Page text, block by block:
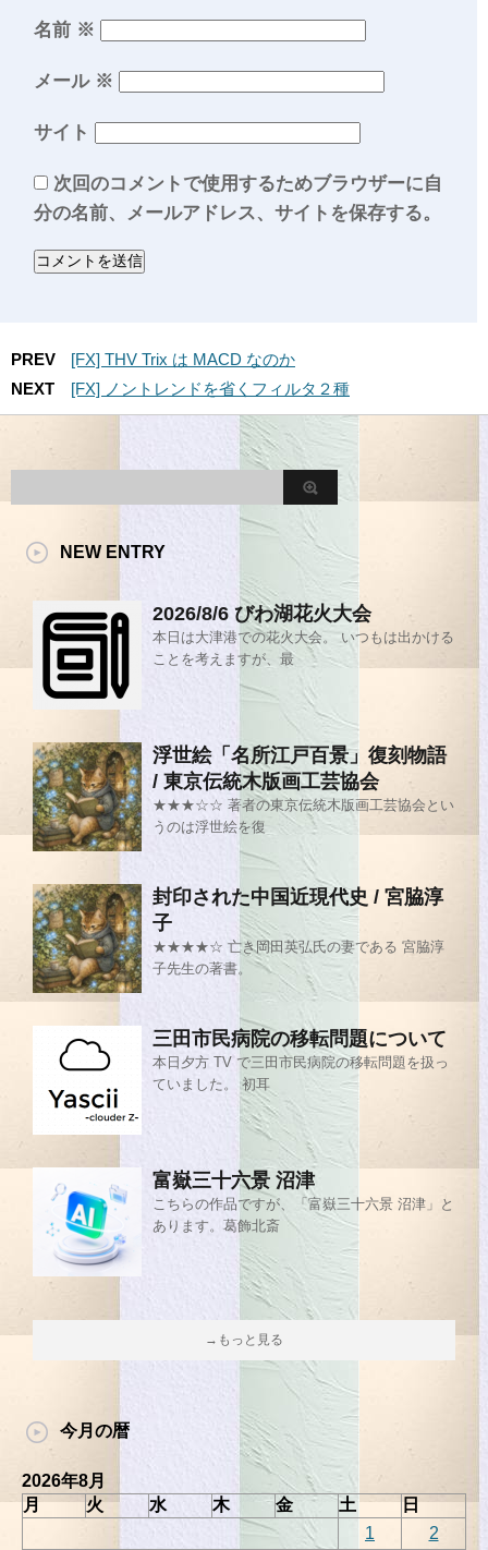
名前 ※
メール ※
サイト
次回のコメントで使用するためブラウザーに自
分の名前、メールアドレス、サイトを保存する。
PREV
[FX] THV Trix は MACD なのか
NEXT
[FX] ノントレンドを省くフィルタ２種
NEW ENTRY
2026/8/6 びわ湖花火大会
本日は大津港での花火大会。 いつもは出かける
ことを考えますが、最
浮世絵「名所江戸百景」復刻物語
/ 東京伝統木版画工芸協会
★★★☆☆ 著者の東京伝統木版画工芸協会とい
うのは浮世絵を復
封印された中国近現代史 / 宮脇淳
子
★★★★☆ 亡き岡田英弘氏の妻である 宮脇淳
子先生の著書。
三田市民病院の移転問題について
本日夕方 TV で三田市民病院の移転問題を扱っ
ていました。 初耳
富嶽三十六景 沼津
こちらの作品ですが、「富嶽三十六景 沼津」と
あります。葛飾北斎
→もっと見る
今月の暦
2026年8月
月
火 水 木 金 土
日
1
2